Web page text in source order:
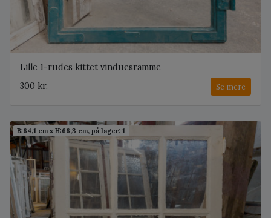
Lille 1-rudes kittet vinduesramme
300 kr.
Se mere
B:64,1 cm x H:66,3 cm, på lager: 1